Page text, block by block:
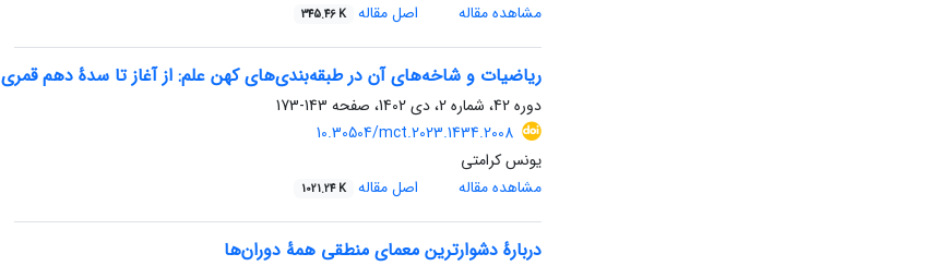
مشاهده مقاله
اصل مقاله 345.46 K
ریاضیات و شاخه‌های آن در طبقه‌بندی‌های کهن علم: از آغاز تا سدۀ دهم قمری
دوره 42، شماره 2، دی 1402، صفحه
143-173
10.30504/mct.2023.1434.2008
یونس کرامتی
مشاهده مقاله
اصل مقاله 1021.24 K
دربارهٔ دشوارترین معمای منطقی همۀ دوران‌ها